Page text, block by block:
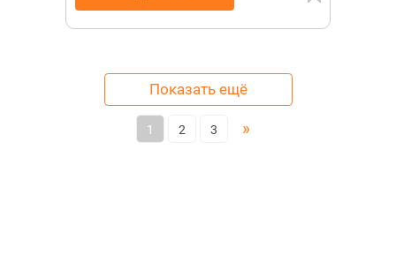
1 2 3 »
Показать ещё